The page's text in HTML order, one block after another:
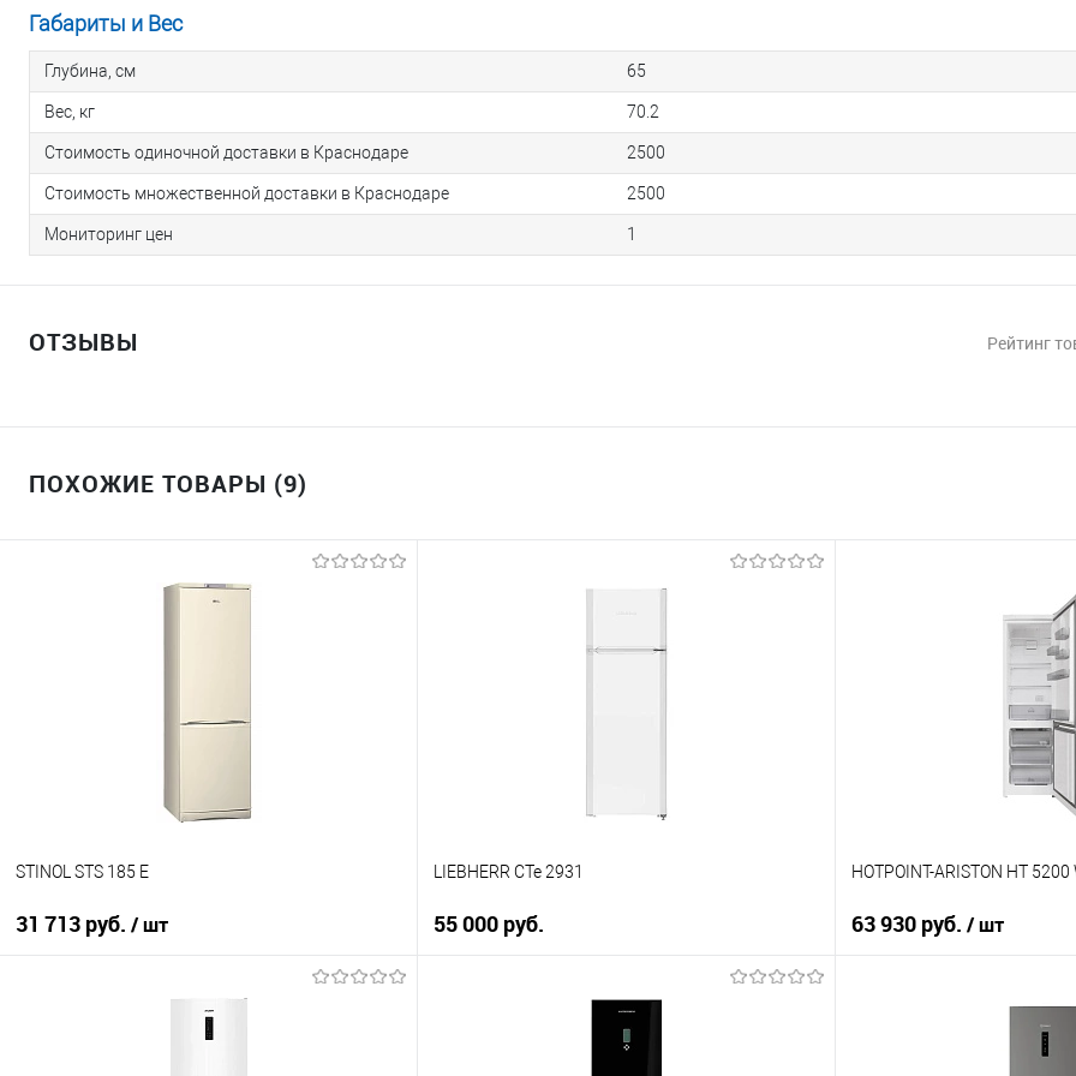
Габариты и Вес
Глубина, см 65
Вес, кг 70.2
Стоимость одиночной доставки в Краснодаре 2500
Стоимость множественной доставки в Краснодаре 2500
Мониторинг цен 1
ОТЗЫВЫ Рейтинг
ПОХОЖИЕ ТОВАРЫ (9)
STINOL STS 185 E
31 713 руб. / шт
В корзину
LIEBHERR CTe 2931
55 000 руб.
HOTPOINT-ARISTON HT 5200
63 930 руб. / шт